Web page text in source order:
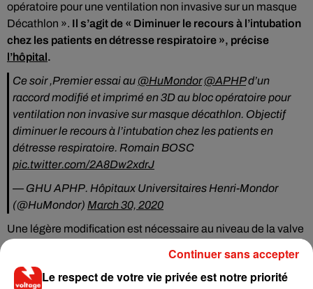
opératoire pour une ventilation non invasive sur un masque
Décathlon ». Il s’agit de « Diminuer le recours à l’intubation
chez les patients en détresse respiratoire », précise
l’hôpital.
Ce soir ,Premier essai au @HuMondor @APHPd’un
raccord modifié et imprimé en 3D au bloc opératoire pour
ventilation non invasive sur masque décathlon. Objectif
diminuer le recours à l’intubation chez les patients en
détresse respiratoire. Romain BOSC
pic.twitter.com/2A8Dw2xdrJ
— GHU APHP. Hôpitaux Universitaires Henri-Mondor
(@HuMondor) March 30, 2020
Une légère modification est nécessaire au niveau de la valve
Engagée, la marque française a mis à disposition les plans
de ses masques pour pouvoir les modifier et surtout depuis
Le respect de votre vie privée est notre priorité
Continuer sans accepter